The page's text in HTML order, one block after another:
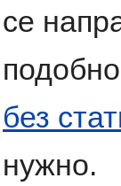
се
без
нужно.